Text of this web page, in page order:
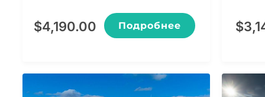
$4,190.00 Подробнее $